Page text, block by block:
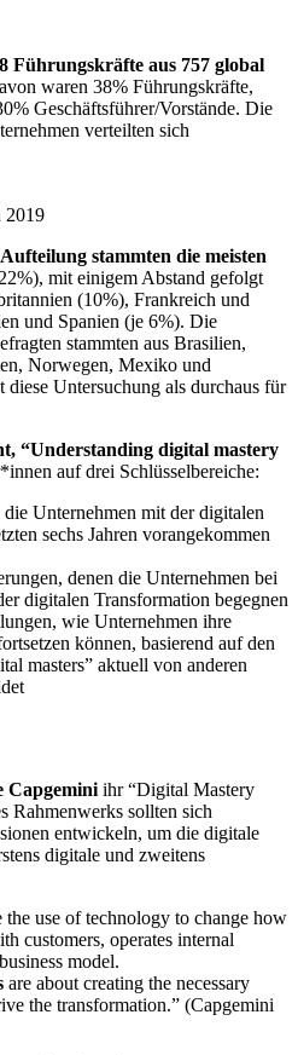
Führungskräfte aus 757 global
waren 38% Führungskräfte,
Geschäftsführer/Vorstände. Die
verteilten sich
2019
stammten die meisten
mit einigem Abstand gefolgt
(10%), Frankreich und
und Spanien (je 6%). Die
stammten aus Brasilien,
Norwegen, Mexiko und
Untersuchung als durchaus für
“Understanding digital mastery
auf drei Schlüsselbereiche:
Unternehmen mit der digitalen
sechs Jahren vorangekommen
denen die Unternehmen bei
digitalen Transformation begegnen
wie Unternehmen ihre
können, basierend auf den
masters” aktuell von anderen
Capgemini ihr “Digital Mastery
Rahmenwerks sollten sich
entwickeln, um die digitale
digitale und zweitens
the use of technology to change how
customers, operates internal
model.
are about creating the necessary
the transformation.” (Capgemini